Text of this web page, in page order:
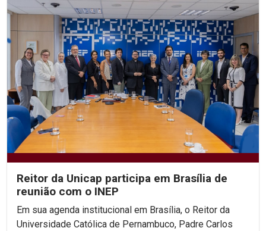
Reitor da Unicap participa em Brasília de
reunião com o INEP
Em sua agenda institucional em Brasília, o Reitor da
Universidade Católica de Pernambuco, Padre Carlos